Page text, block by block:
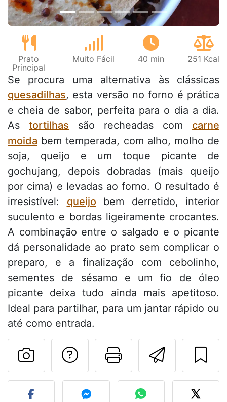
Prato
Principal
Muito Fácil 40 min 251 Kcal
Se procura uma alternativa às clássicas
quesadilhas, esta versão no forno é prática
e cheia de sabor, perfeita para o dia a dia.
As tortilhas são recheadas com carne
moida bem temperada, com alho, molho de
soja, queijo e um toque picante de
gochujang, depois dobradas (mais queijo
por cima) e levadas ao forno. O resultado é
irresistível: queijo bem derretido, interior
suculento e bordas ligeiramente crocantes.
A combinação entre o salgado e o picante
dá personalidade ao prato sem complicar o
preparo, e a finalização com cebolinho,
sementes de sésamo e um fio de óleo
picante deixa tudo ainda mais apetitoso.
Ideal para partilhar, para um jantar rápido ou
até como entrada.
Imprima
Falar com o autor
Fez esta receita?